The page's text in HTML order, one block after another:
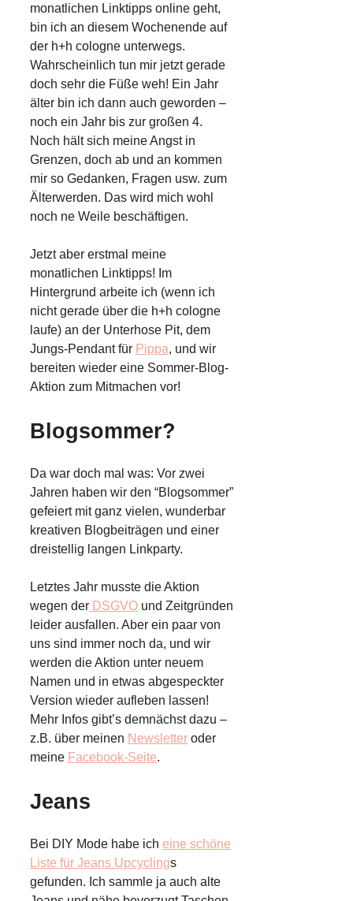
monatlichen Linktipps online geht,
bin ich an diesem Wochenende auf
der h+h cologne unterwegs.
Wahrscheinlich tun mir jetzt gerade
doch sehr die Füße weh! Ein Jahr
älter bin ich dann auch geworden –
noch ein Jahr bis zur großen 4.
Noch hält sich meine Angst in
Grenzen, doch ab und an kommen
mir so Gedanken, Fragen usw. zum
Älterwerden. Das wird mich wohl
noch ne Weile beschäftigen.
Jetzt aber erstmal meine
monatlichen Linktipps! Im
Hintergrund arbeite ich (wenn ich
nicht gerade über die h+h cologne
laufe) an der Unterhose Pit, dem
Jungs-Pendant für Pippa, und wir
bereiten wieder eine Sommer-Blog-
Aktion zum Mitmachen vor!
Blogsommer?
Da war doch mal was: Vor zwei
Jahren haben wir den “Blogsommer”
gefeiert mit ganz vielen, wunderbar
kreativen Blogbeiträgen und einer
dreistellig langen Linkparty.
Letztes Jahr musste die Aktion
wegen der DSGVO und Zeitgründen
leider ausfallen. Aber ein paar von
uns sind immer noch da, und wir
werden die Aktion unter neuem
Namen und in etwas abgespeckter
Version wieder aufleben lassen!
Mehr Infos gibt’s demnächst dazu –
z.B. über meinen Newsletter oder
meine Facebook-Seite.
Jeans
Bei DIY Mode habe ich eine schöne
Liste für Jeans Upcyclings
gefunden. Ich sammle ja auch alte